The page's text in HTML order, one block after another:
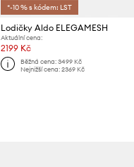
*-10 % s kódem: LST
Lodičky Aldo ELEGAMESH
Aktuální cena:
2199 Kč
Běžná cena: 3499 Kč
Nejnižší cena: 2369 Kč